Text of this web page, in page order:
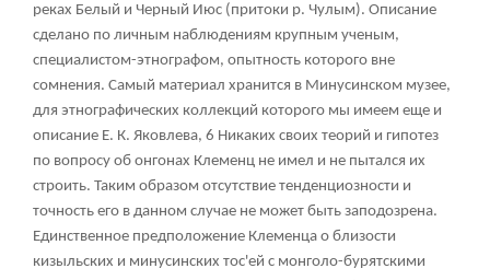
реках Белый и Черный Июс (притоки р. Чулым). Описание
сделано по личным наблюдениям крупным ученым,
специалистом-этнографом, опытность которого вне
сомнения. Самый материал хранится в Минусинском музее,
для этнографических коллекций которого мы имеем еще и
описание Е. К. Яковлева, 6 Никаких своих теорий и гипотез
по вопросу об онгонах Клеменц не имел и не пытался их
строить. Таким образом отсутствие тенденциозности и
точность его в данном случае не может быть заподозрена.
Единственное предположение Клеменца о близости
кизыльских и минусинских тос'ей с монголо-бурятскими